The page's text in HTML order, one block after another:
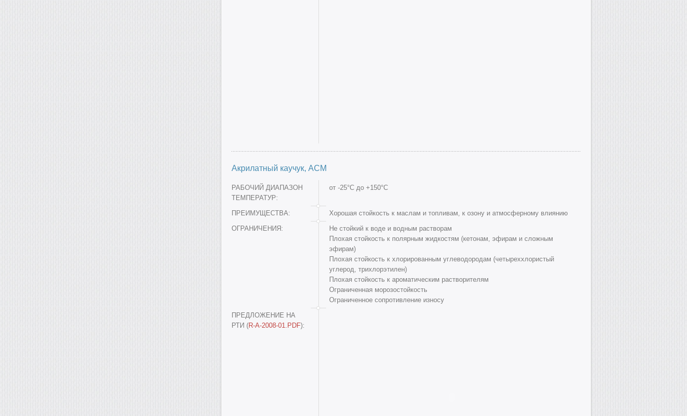
Акрилатный каучук, ACM
РАБОЧИЙ ДИАПАЗОН
ТЕМПЕРАТУР:
от -25°C до +150°C
ПРЕИМУЩЕСТВА:
Хорошая стойкость к маслам и топливам, к озону и атмосферному влиянию
ОГРАНИЧЕНИЯ:
Не стойкий к воде и водным растворам
Плохая стойкость к полярным жидкостям (кетонам, эфирам и сложным
эфирам)
Плохая стойкость к хлорированным углеводородам (четыреххлористый
углерод, трихлорэтилен)
Плохая стойкость к ароматическим растворителям
Ограниченная морозостойкость
Ограниченное сопротивление износу
ПРЕДЛОЖЕНИЕ НА
РТИ (R-A-2008-01.PDF):